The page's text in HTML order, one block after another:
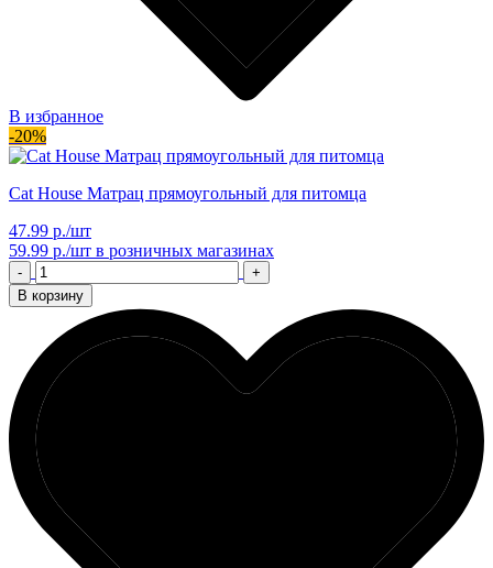
В избранное
-20%
Cat House Матрац прямоугольный для питомца
47.99 р./шт
59.99 р./шт в розничных магазинах
-
+
В корзину